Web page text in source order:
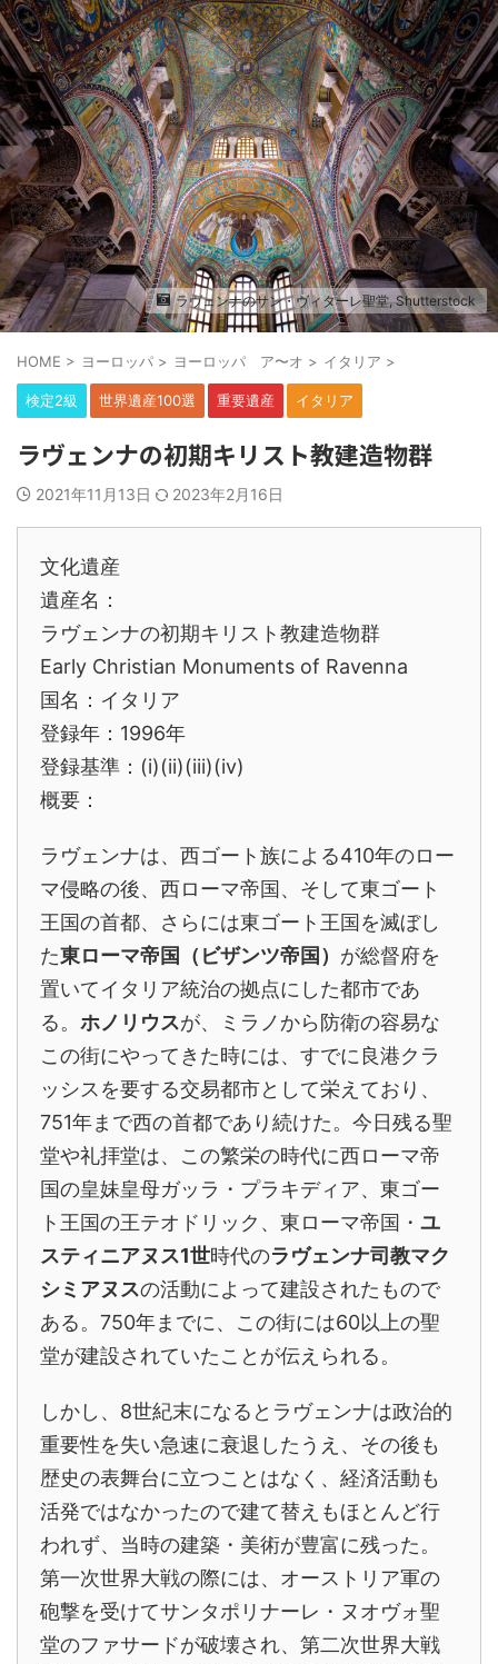
ラヴェンナのサン・ヴィターレ聖堂, Shutterstock
HOME > ヨーロッパ > ヨーロッパ ア〜オ > イタリア >
検定2級 世界遺産100選 重要遺産 イタリア
ラヴェンナの初期キリスト教建造物群
2021年11月13日 2023年2月16日
文化遺産
遺産名：
ラヴェンナの初期キリスト教建造物群
Early Christian Monuments of Ravenna
国名：イタリア
登録年：1996年
登録基準：(i)(ii)(iii)(iv)
概要：
ラヴェンナは、西ゴート族による410年のロー
マ侵略の後、西ローマ帝国、そして東ゴート
王国の首都、さらには東ゴート王国を滅ぼし
た東ローマ帝国（ビザンツ帝国） が総督府を
置いてイタリア統治の拠点にした都市であ
る。 ホノリウスが、ミラノから防衛の容易な
この街にやってきた時には、すでに良港クラ
ッシスを要する交易都市として栄えており、
751年まで西の首都であり続けた。今日残る聖
堂や礼拝堂は、この繁栄の時代に西ローマ帝
国の皇妹皇母ガッラ・プラキディア、東ゴー
ト王国の王テオドリック、東ローマ帝国・ ユ
スティニアヌス1世時代のラヴェンナ司教マク
シミアヌスの活動によって建設されたもので
ある。750年までに、この街には60以上の聖
堂が建設されていたことが伝えられる。
しかし、8世紀末になるとラヴェンナは政治的
重要性を失い急速に衰退したうえ、その後も
歴史の表舞台に立つことはなく、経済活動も
活発ではなかったので建て替えもほとんど行
われず、当時の建築・美術が豊富に残った。
第一次世界大戦の際には、オーストリア軍の
砲撃を受けてサンタポリナーレ・ヌオヴォ聖
堂のファサードが破壊され、第二次世界大戦